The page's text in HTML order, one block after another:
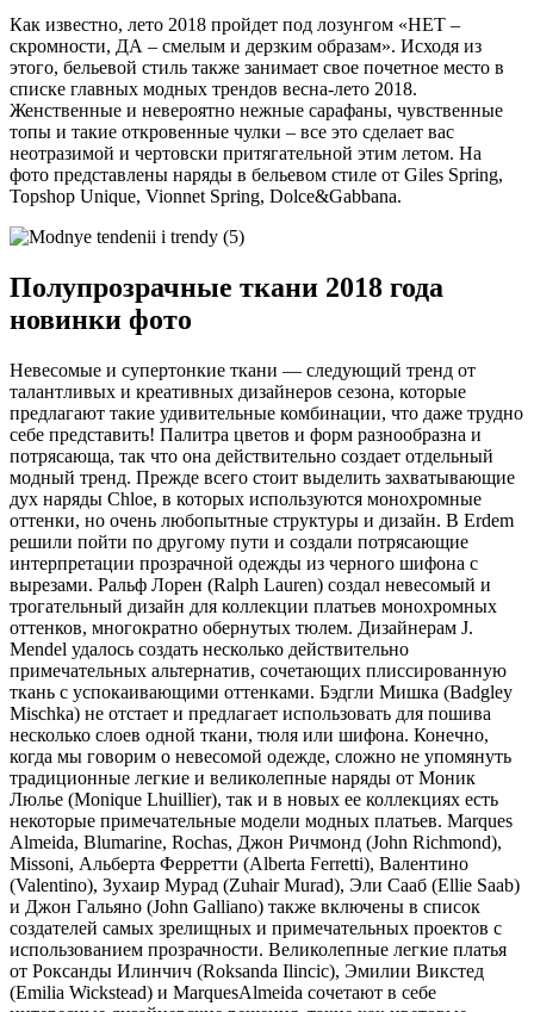
Как известно, лето 2018 пройдет под лозунгом «НЕТ –
скромности, ДА – смелым и дерзким образам». Исходя из
этого, бельевой стиль также занимает свое почетное место в
списке главных модных трендов весна-лето 2018.
Женственные и невероятно нежные сарафаны, чувственные
топы и такие откровенные чулки – все это сделает вас
неотразимой и чертовски притягательной этим летом. На
фото представлены наряды в бельевом стиле от Giles Spring,
Topshop Unique, Vionnet Spring, Dolce&Gabbana.
Полупрозрачные ткани 2018 года
новинки фото
Невесомые и супертонкие ткани — следующий тренд от
талантливых и креативных дизайнеров сезона, которые
предлагают такие удивительные комбинации, что даже трудно
себе представить! Палитра цветов и форм разнообразна и
потрясающа, так что она действительно создает отдельный
модный тренд. Прежде всего стоит выделить захватывающие
дух наряды Chloe, в которых используются монохромные
оттенки, но очень любопытные структуры и дизайн. В Erdem
решили пойти по другому пути и создали потрясающие
интерпретации прозрачной одежды из черного шифона с
вырезами. Ральф Лорен (Ralph Lauren) создал невесомый и
трогательный дизайн для коллекции платьев монохромных
оттенков, многократно обернутых тюлем. Дизайнерам J.
Mendel удалось создать несколько действительно
примечательных альтернатив, сочетающих плиссированную
ткань с успокаивающими оттенками. Бэдгли Мишка (Badgley
Mischka) не отстает и предлагает использовать для пошива
несколько слоев одной ткани, тюля или шифона. Конечно,
когда мы говорим о невесомой одежде, сложно не упомянуть
традиционные легкие и великолепные наряды от Моник
Люлье (Monique Lhuillier), так и в новых ее коллекциях есть
некоторые примечательные модели модных платьев. Marques
Almeida, Blumarine, Rochas, Джон Ричмонд (John Richmond),
Missoni, Альберта Ферретти (Alberta Ferretti), Валентино
(Valentino), Зухаир Мурад (Zuhair Murad), Эли Сааб (Ellie Saab)
и Джон Гальяно (John Galliano) также включены в список
создателей самых зрелищных и примечательных проектов с
использованием прозрачности. Великолепные легкие платья
от Роксанды Илинчич (Roksanda Ilincic), Эмилии Викстед
(Emilia Wickstead) и MarquesAlmeida сочетают в себе